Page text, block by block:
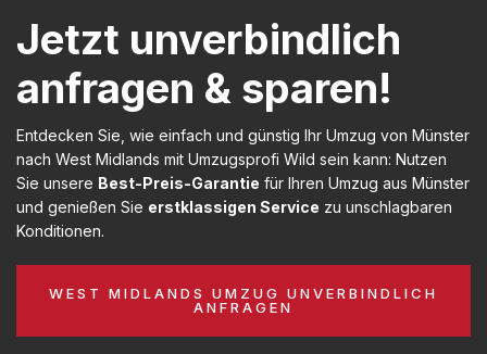
Jetzt unverbindlich
anfragen & sparen!
Entdecken Sie, wie einfach und günstig Ihr Umzug von Münster
nach West Midlands mit Umzugsprofi Wild sein kann: Nutzen
Sie unsere Best-Preis-Garantie für Ihren Umzug aus Münster
und genießen Sie erstklassigen Service zu unschlagbaren
Konditionen.
WEST MIDLANDS UMZUG UNVERBINDLICH
ANFRAGEN